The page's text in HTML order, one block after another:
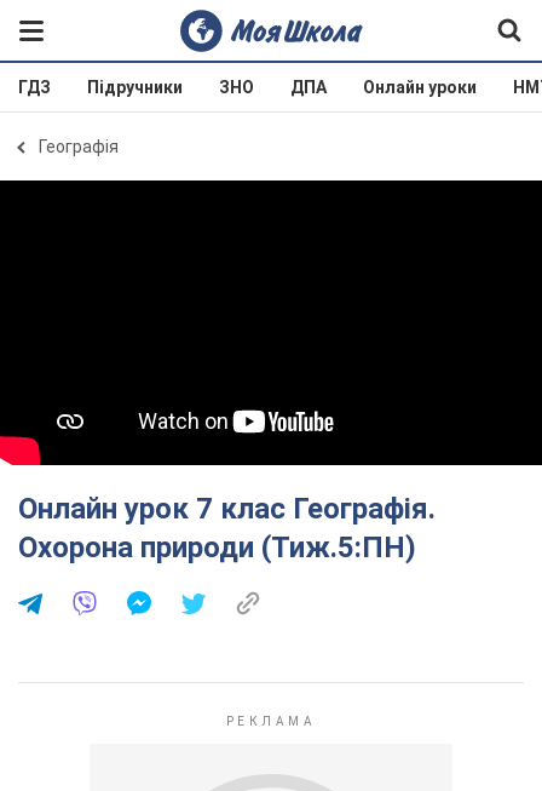
ГДЗ Підручники ЗНО ДПА Онлайн уроки
Географія
Онлайн урок 7 клас Географія.
Охорона природи (Тиж.5:ПН)